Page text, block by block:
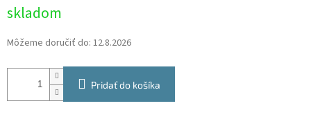
cena:
skladom
Môžeme doručiť do: 12.8.2026
Pridať do košíka